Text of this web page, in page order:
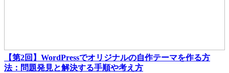
【第2回】WordPressでオリジナルの自作テーマを作る方
法：問題発見と解決する手順や考え方